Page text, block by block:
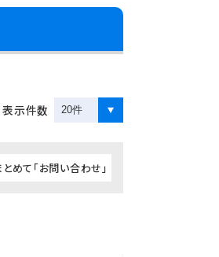
表示件数
とめて「お問い合わせ」